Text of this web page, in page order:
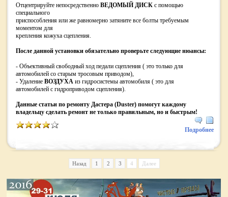
Отцентрируйте непосредственно ВЕДОМЫЙ ДИСК с помощью
специального
приспособления или же равномерно затяните все болты требуемым
моментом для
крепления кожуха сцепления.
После данной установки обязательно проверьте следующие нюансы:
- Объективный свободный ход педали сцепления ( это только для
автомобилей со старым тросовым приводом),
- Удаление ВОЗДУХА из гидросистемы автомобиля ( это для
автомобилей с гидроприводом сцепления).
Данные статьи по ремонту Дастера (Duster) помогут каждому
владельцу сделать ремонт не только правильным, но и быстрым!
Подробнее
Назад 1 2 3 4 Далее